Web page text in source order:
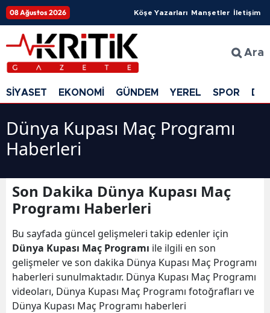
08 Ağustos 2026 Köşe Yazarları Manşetler İletişim
Ara
SİYASET EKONOMİ GÜNDEM YEREL SPOR
Dünya Kupası Maç Programı
Haberleri
Son Dakika Dünya Kupası Maç
Programı Haberleri
Bu sayfada güncel gelişmeleri takip edenler için
Dünya Kupası Maç Programı ile ilgili en son
gelişmeler ve son dakika Dünya Kupası Maç Programı
haberleri sunulmaktadır. Dünya Kupası Maç Programı
videoları, Dünya Kupası Maç Programı fotoğrafları ve
Dünya Kupası Maç Programı haberleri